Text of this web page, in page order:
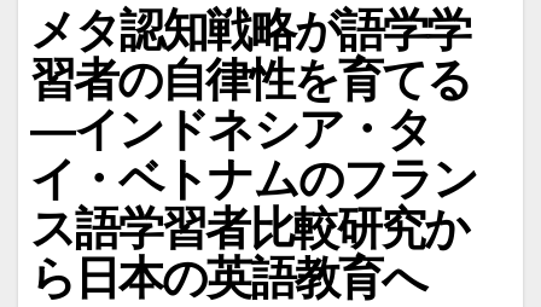
メタ認知戦略が語学学
習者の自律性を育てる
―インドネシア・タ
イ・ベトナムのフラン
ス語学習者比較研究か
ら日本の英語教育へ